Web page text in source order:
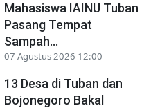
Mahasiswa IAINU Tuban
Pasang Tempat
Sampah...
07 Agustus 2026 12:00
13 Desa di Tuban dan
Bojonegoro Bakal